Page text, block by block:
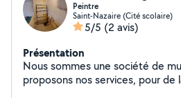
Peintre
Saint-Nazaire (Cité scolaire)
5/5 (2 avis)
Présentation
Nous sommes une société de
proposons nos services, pour